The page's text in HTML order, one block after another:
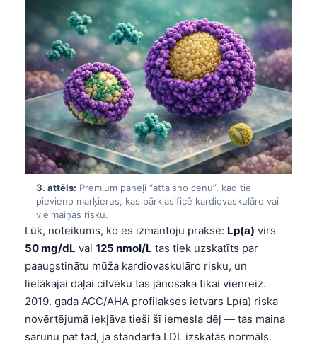
3. attēls: Premium paneļi “attaisno cenu”, kad tie
pievieno marķierus, kas pārklasificē kardiovaskulāro vai
vielmaiņas risku.
Lūk, noteikums, ko es izmantoju praksē: Lp(a) virs
50 mg/dL vai 125 nmol/L tas tiek uzskatīts par
paaugstinātu mūža kardiovaskulāro risku, un
lielākajai daļai cilvēku tas jānosaka tikai vienreiz.
2019. gada ACC/AHA profilakses ietvars Lp(a) riska
novērtējumā iekļāva tieši šī iemesla dēļ — tas maina
sarunu pat tad, ja standarta LDL izskatās normāls.